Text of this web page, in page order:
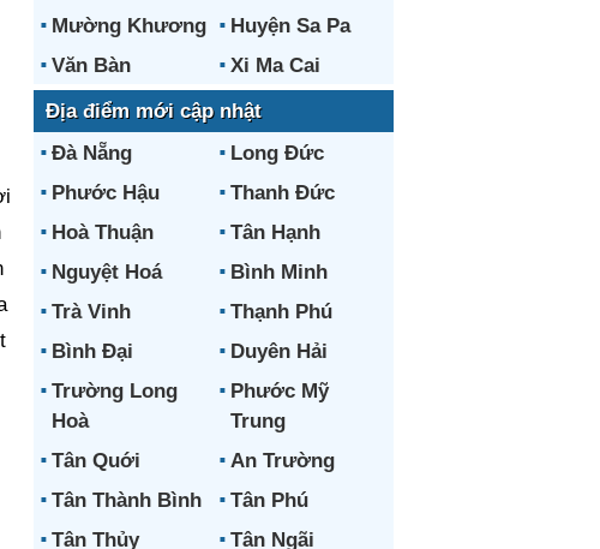
Mường Khương
Huyện Sa Pa
Văn Bàn
Xi Ma Cai
Địa điểm mới cập nhật
Đà Nẵng
Long Đức
Phước Hậu
Thanh Đức
Hoà Thuận
Tân Hạnh
Nguyệt Hoá
Bình Minh
Trà Vinh
Thạnh Phú
Bình Đại
Duyên Hải
Trường Long
Hoà
Phước Mỹ
Trung
Tân Quới
An Trường
Tân Thành Bình
Tân Phú
Tân Thủy
Tân Ngãi